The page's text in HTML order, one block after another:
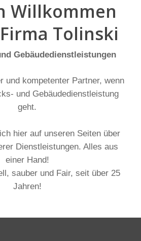
Willkommen
Tolinski
Gebäudedienstleistungen
und kompetenter Partner, wenn
und Gebäudedienstleistung
geht.
hier auf unseren Seiten über
Dienstleistungen. Alles aus
einer Hand!
sauber und Fair, seit über 25
Jahren!